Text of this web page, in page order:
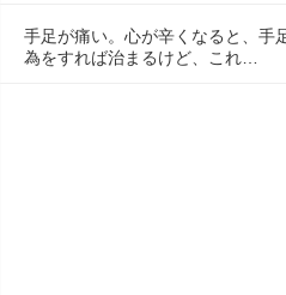
手足が痛い。心が辛くなると、手
為をすれば治まるけど、これ…